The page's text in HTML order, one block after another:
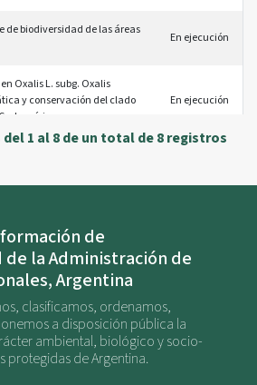
de biodiversidad de las áreas
En ejecución
Oxalis L. subg. Oxalis
y conservación del clado
En ejecución
1 al 8 de un total de 8 registros
de
la Administración de
Argentina
clasificamos, ordenamos,
a disposición pública la
ambiental, biológico y socio-
protegidas de Argentina.